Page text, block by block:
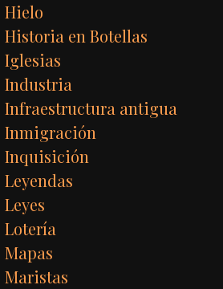
Hielo
Historia en Botellas
Iglesias
Industria
Infraestructura antigua
Inmigración
Inquisición
Leyendas
Leyes
Lotería
Mapas
Maristas